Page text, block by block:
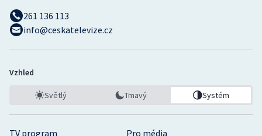
TV program Pro média
261 136 113
info@ceskatelevize.cz
Vzhled
Světlý Tmavý Systém